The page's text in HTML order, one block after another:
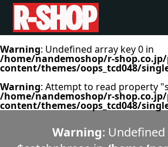
Warning: Undefined array key 0 in
/home/nandemoshop/r-
content/themes/oops_tcd048/
Warning: Attempt to read property
/home/nandemoshop/r-
content/themes/oops_tcd048/
Warning: